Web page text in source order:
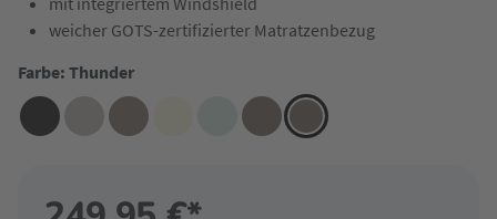
weicher GOTS-zertifizierter Matratzenbezug
Farbe: Thunder